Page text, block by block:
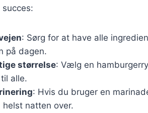
: Sørg for at have alle
på dagen.
størrelse: Vælg en
alle.
: Hvis du bruger en
natten over.